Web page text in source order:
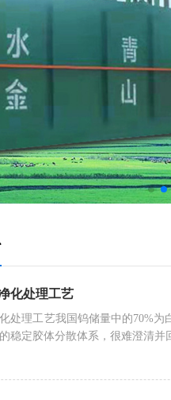
化处理工艺
处理工艺我国钨储量中的70%
稳定胶体分散体系，很难澄清并